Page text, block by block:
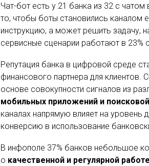
Чат-бот есть у 21 банка из 32 с
то, чтобы боты становились каналом
инструкцию, а может решить задачу,
сервисные сценарии работают в 23%
Репутация банка в цифровой среде
финансового партнера для
основе совокупности сигналов из
мобильных приложений и
каналах напрямую влияет на
конверсию в использование
В инфополе 37% банков небольшое
о качественной и регулярной